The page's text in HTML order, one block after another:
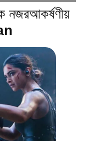
নজরআকর্ষণীয়